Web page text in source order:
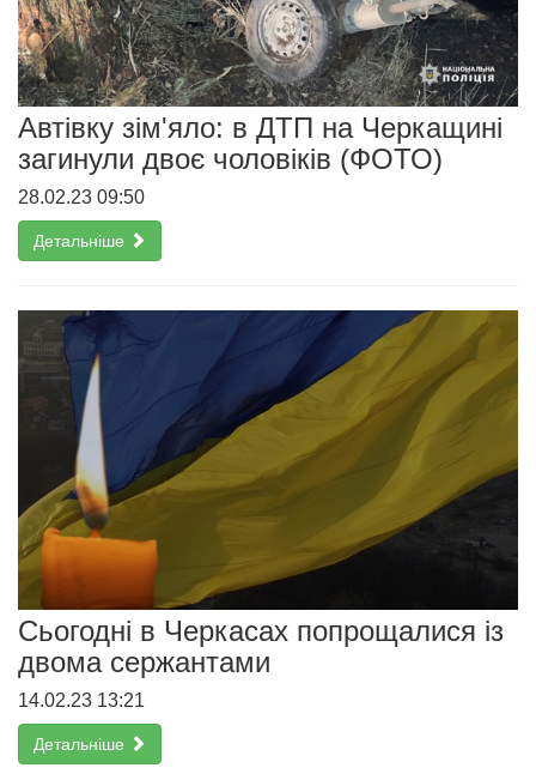
Автівку зім'яло: в ДТП на Черкащині
загинули двоє чоловіків (ФОТО)
28.02.23 09:50
Детальніше
Сьогодні в Черкасах попрощалися із
двома сержантами
14.02.23 13:21
Детальніше